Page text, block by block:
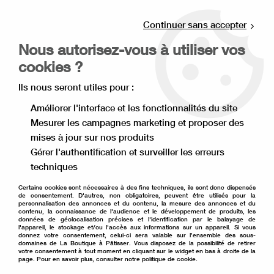
point relais (France), et à partir de 120€ à
Retrait gratuit à la boutique de Lille
Accueil >Ingrédient pâtisserie >Sirop Monin >Sirop basilic
Monin 70 cl
Continuer sans accepter
Nous autorisez-vous à utiliser vos
cookies ?
Ils nous seront utiles pour :
Améliorer l'interface et les fonctionnalités du site
Mesurer les campagnes marketing et proposer des
mises à jour sur nos produits
Gérer l'authentification et surveiller les erreurs
techniques
Certains cookies sont nécessaires à des fins techniques, ils sont donc dispensés
de consentement. D'autres, non obligatoires, peuvent être utilisés pour la
personnalisation des annonces et du contenu, la mesure des annonces et du
contenu, la connaissance de l'audience et le développement de produits, les
données de géolocalisation précises et l'identification par le balayage de
l'appareil, le stockage et/ou l'accès aux informations sur un appareil. Si vous
donnez votre consentement, celui-ci sera valable sur l’ensemble des sous-
domaines de La Boutique à Pâtisser. Vous disposez de la possibilité de retirer
votre consentement à tout moment en cliquant sur le widget en bas à droite de la
page. Pour en savoir plus, consulter notre politique de cookie.